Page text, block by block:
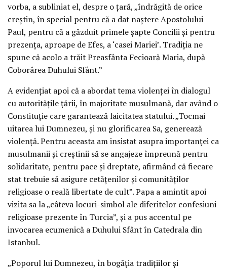
vorba, a subliniat el, despre o ţară, „îndrăgită de orice
creştin, în special pentru că a dat naştere Apostolului
Paul, pentru că a găzduit primele şapte Concilii şi pentru
prezenţa, aproape de Efes, a ‘casei Mariei’. Tradiţia ne
spune că acolo a trăit Preasfânta Fecioară Maria, după
Coborârea Duhului Sfânt.”
A evidenţiat apoi că a abordat tema violenţei în dialogul
cu autorităţile ţării, în majoritate musulmană, dar având o
Constituţie care garantează laicitatea statului. „Tocmai
uitarea lui Dumnezeu, şi nu glorificarea Sa, generează
violenţă. Pentru aceasta am insistat asupra importanţei ca
musulmanii şi creştinii să se angajeze împreună pentru
solidaritate, pentru pace şi dreptate, afirmând că fiecare
stat trebuie să asigure cetăţenilor şi comunităţilor
religioase o reală libertate de cult”. Papa a amintit apoi
vizita sa la „câteva locuri-simbol ale diferitelor confesiuni
religioase prezente în Turcia”, şi a pus accentul pe
invocarea ecumenică a Duhului Sfânt în Catedrala din
Istanbul.
„Poporul lui Dumnezeu, în bogăţia tradiţiilor şi